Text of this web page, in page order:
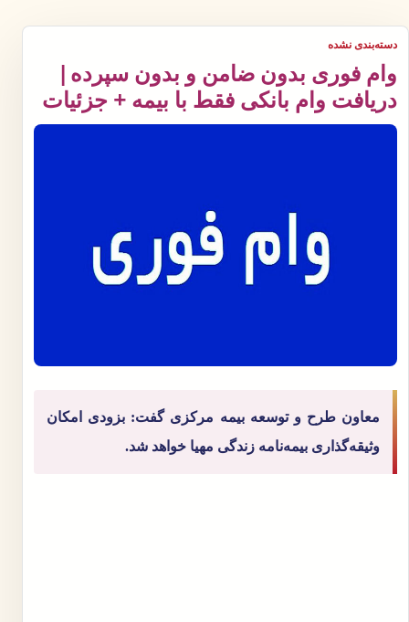
دسته‌بندی نشده
وام فوری بدون ضامن و بدون سپرده |
دریافت وام بانکی فقط با بیمه + جزئیات
معاون طرح و توسعه بیمه مرکزی گفت: بزودی امکان
وثیقه‌گذاری بیمه‌نامه‌ زندگی مهیا خواهد شد.